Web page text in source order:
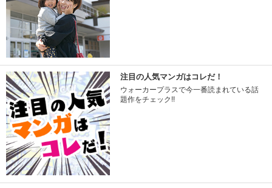
注目の人気マンガはコレだ！
ウォーカープラスで今一番読まれている話
題作をチェック!!